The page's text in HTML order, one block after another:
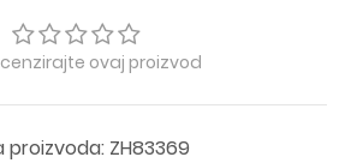
ovaj proizvod
proizvoda: ZH83369